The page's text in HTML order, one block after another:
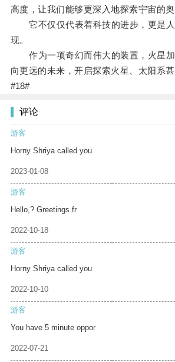
高度，让我们能够更深入地探索宇宙的奥
它不仅仅代表着科技的进步，更是人
现。
作为一项奇幻而伟大的装置，火星加
向更远的未来，开启探索火星、太阳系甚
#18#
评论
游客
Horny Shriya called you
2023-01-08
游客
Hello,? Greetings fr
2022-10-18
游客
Horny Shriya called you
2022-10-10
游客
You have 5 minute oppor
2022-07-21